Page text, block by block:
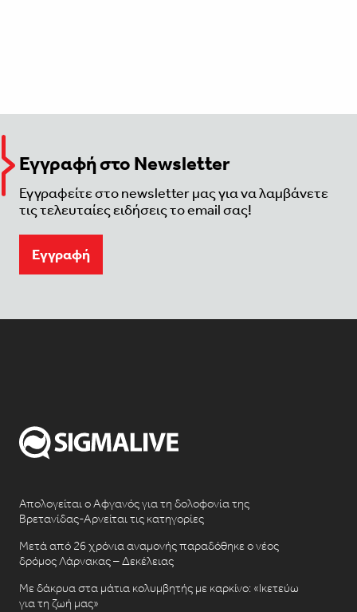
Εγγραφή στο Newsletter
Εγγραφείτε στο newsletter μας για να λαμβάνετε
τις τελευταίες ειδήσεις το email σας!
Eγγραφή
Απολογείται ο Αφγανός για τη δολοφονία της
Βρετανίδας-Αρνείται τις κατηγορίες
Μετά από 26 χρόνια αναμονής παραδόθηκε ο νέος
δρόμος Λάρνακας – Δεκέλειας
Με δάκρυα στα μάτια κολυμβητής με καρκίνο: «Ικετεύω
για τη ζωή μας»